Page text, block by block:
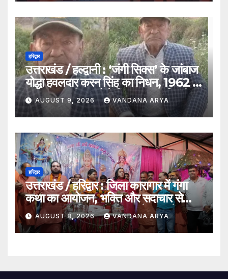
हरिद्वार
उत्तराखंड / हल्द्वानी : ‘जंगी सिक्स’ के जांबाज
योद्धा हवलदार करन सिंह का निधन, 1962 से
1971 तक तीन युद्धों में निभाया मातृभूमि की
रक्षा का फर्ज…
AUGUST 9, 2026 VANDANA ARYA
हरिद्वार
उत्तराखंड / हरिद्वार : जिला कारागार में गंगा
कथा का आयोजन, भक्ति और सदाचार से
सकारात्मक जीवन की ओर बढ़ने का संदेश…
AUGUST 8, 2026 VANDANA ARYA